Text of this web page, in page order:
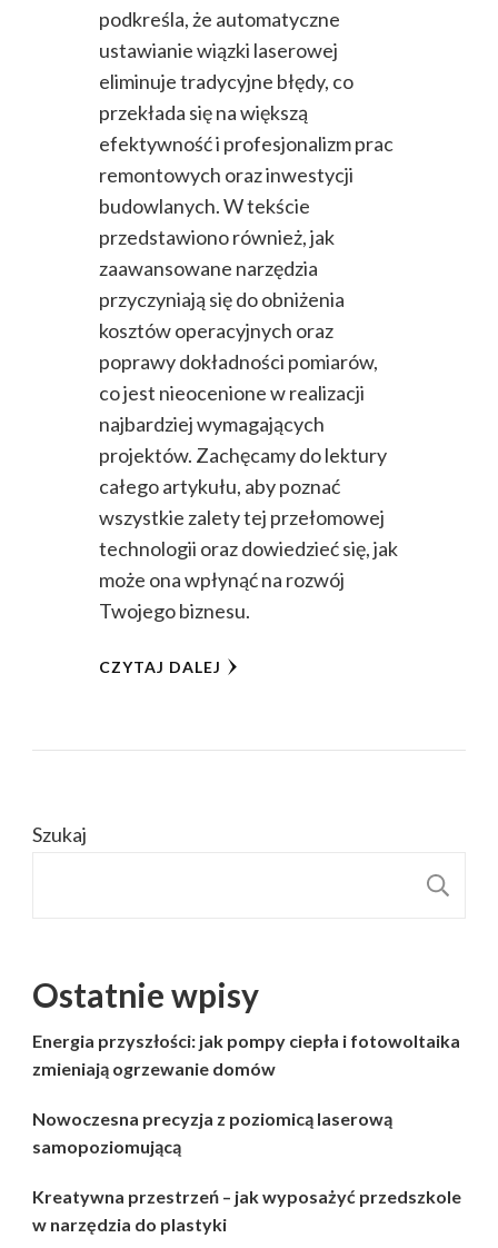
podkreśla, że automatyczne
ustawianie wiązki laserowej
eliminuje tradycyjne błędy, co
przekłada się na większą
efektywność i profesjonalizm prac
remontowych oraz inwestycji
budowlanych. W tekście
przedstawiono również, jak
zaawansowane narzędzia
przyczyniają się do obniżenia
kosztów operacyjnych oraz
poprawy dokładności pomiarów,
co jest nieocenione w realizacji
najbardziej wymagających
projektów. Zachęcamy do lektury
całego artykułu, aby poznać
wszystkie zalety tej przełomowej
technologii oraz dowiedzieć się, jak
może ona wpłynąć na rozwój
Twojego biznesu.
CZYTAJ DALEJ
Szukaj
Ostatnie wpisy
Energia przyszłości: jak pompy ciepła i fotowoltaika
zmieniają ogrzewanie domów
Nowoczesna precyzja z poziomicą laserową
samopoziomującą
Kreatywna przestrzeń – jak wyposażyć przedszkole
w narzędzia do plastyki